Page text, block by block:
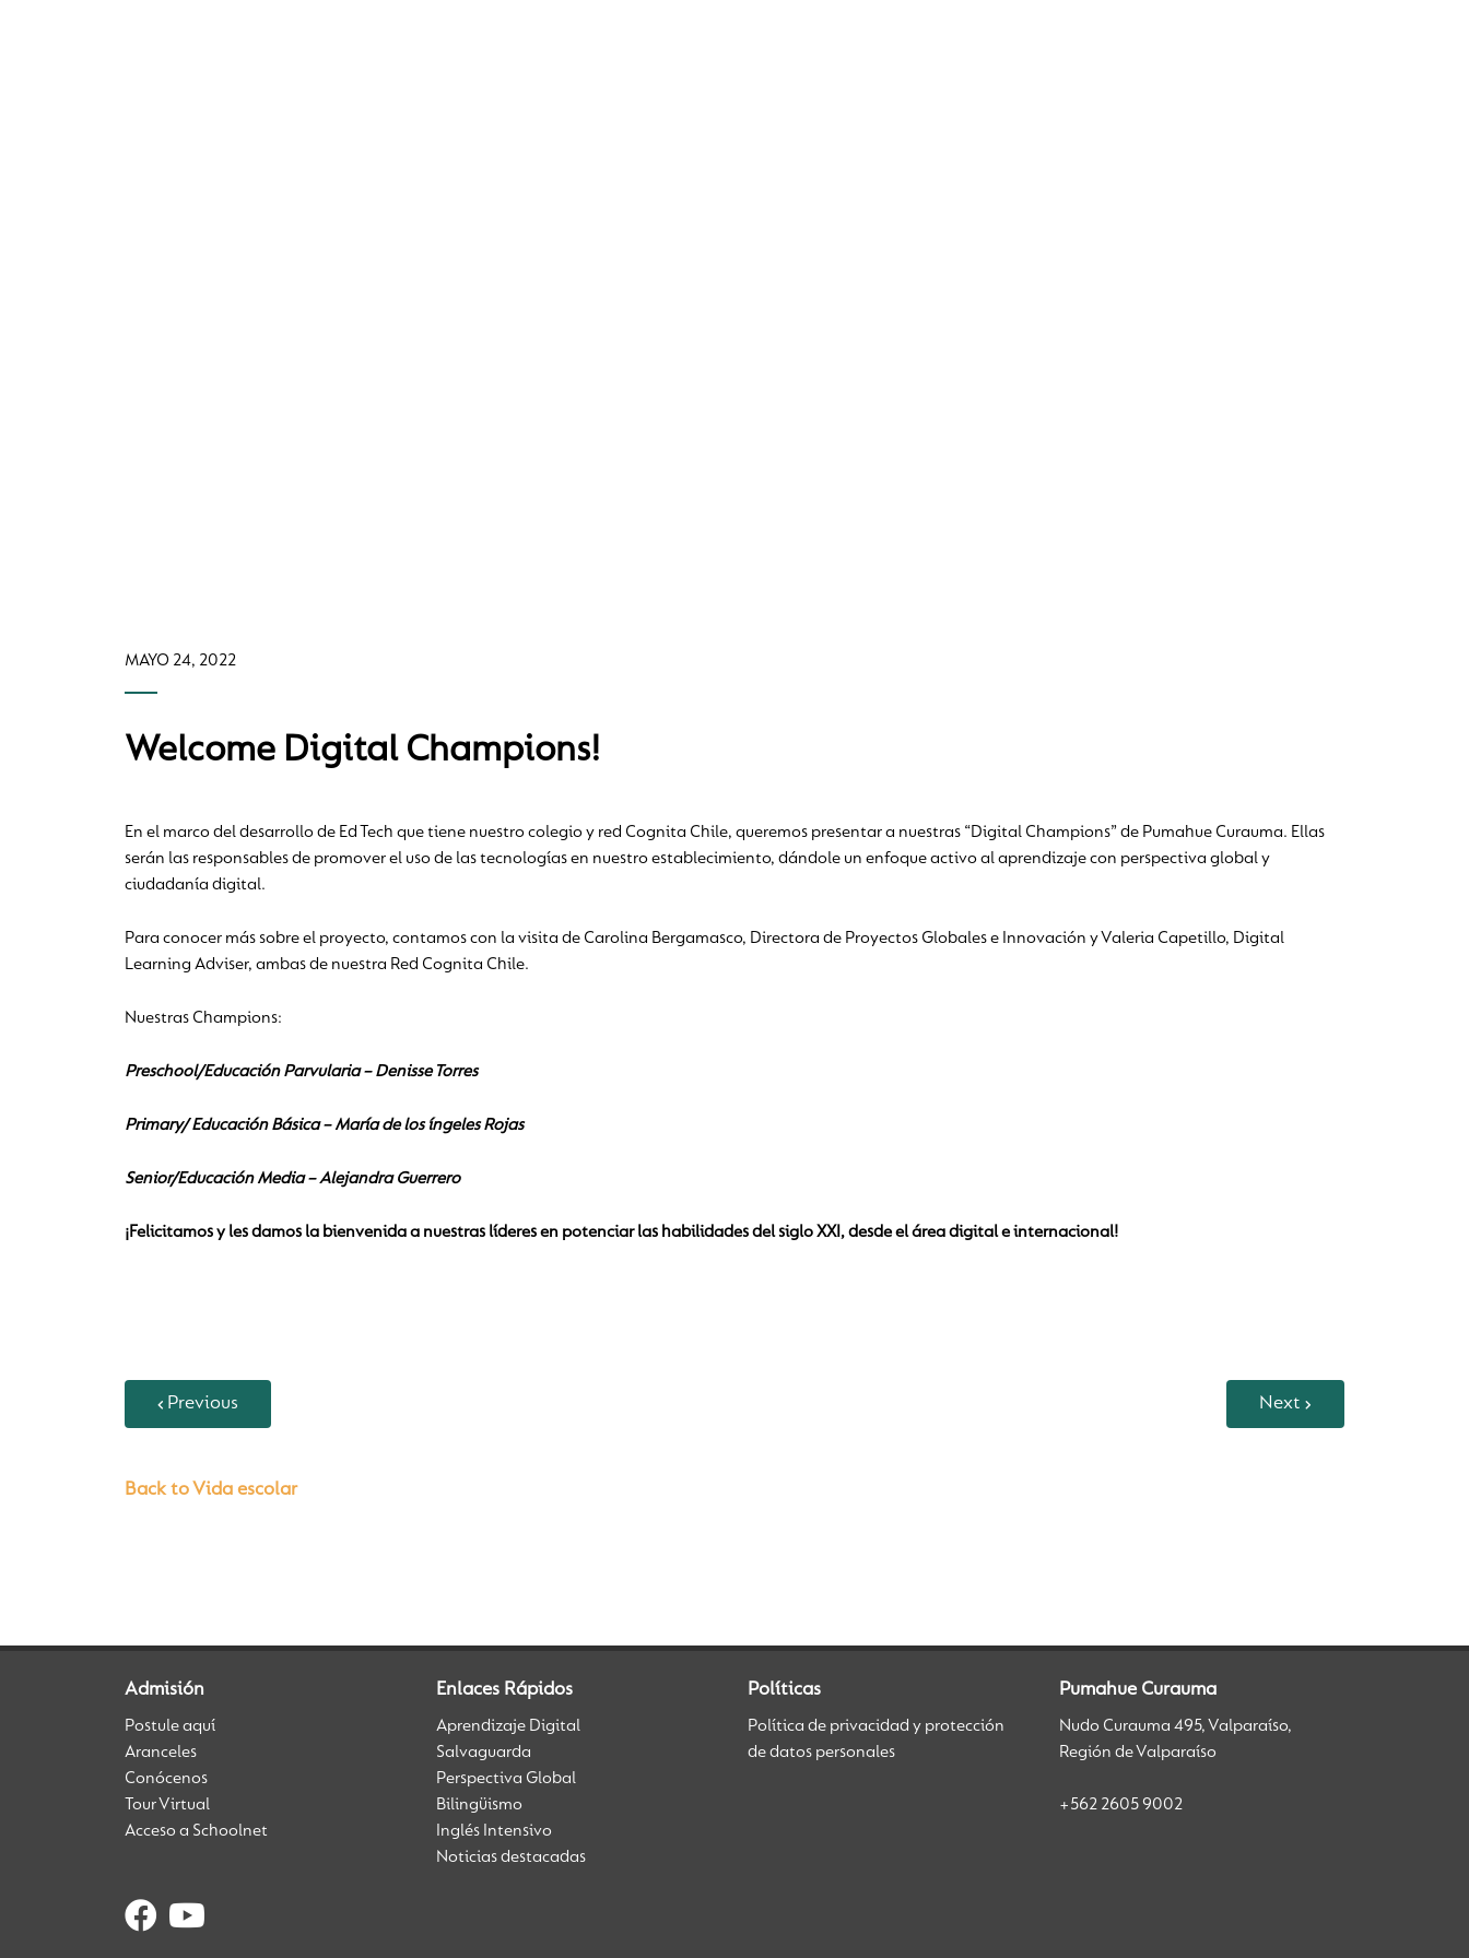
MAYO 24, 2022
Welcome Digital Champions!
En el marco del desarrollo de Ed Tech que tiene nuestro colegio y red Cognita Chile, queremos presentar a nuestras “Digital Champions” de Pumahue Curauma. Ellas
serán las responsables de promover el uso de las tecnologías en nuestro establecimiento, dándole un enfoque activo al aprendizaje con perspectiva global y
ciudadanía digital.
Para conocer más sobre el proyecto, contamos con la visita de Carolina Bergamasco, Directora de Proyectos Globales e Innovación y Valeria Capetillo, Digital
Learning Adviser, ambas de nuestra Red Cognita Chile.
Nuestras Champions:
Preschool/Educación Parvularia – Denisse Torres
Primary/ Educación Básica – María de los íngeles Rojas
Senior/Educación Media – Alejandra Guerrero
¡Felicitamos y les damos la bienvenida a nuestras líderes en potenciar las habilidades del siglo XXI, desde el área digital e internacional!
Previous Next
Back to Vida escolar
Admisión
Postule aquí
Aranceles
Conócenos
Tour Virtual
Acceso a Schoolnet
Enlaces Rápidos
Aprendizaje Digital
Salvaguarda
Perspectiva Global
Bilingüismo
Inglés Intensivo
Noticias destacadas
Políticas
Política de privacidad y protección
de datos personales
Pumahue Curauma
Nudo Curauma 495, Valparaíso,
Región de Valparaíso
+562 2605 9002